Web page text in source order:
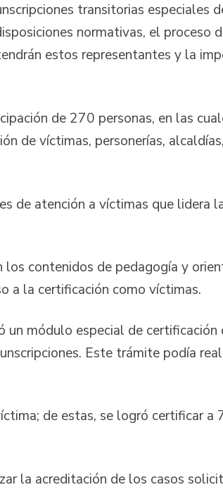
transitorias especiales
normativas, el proceso
estos representantes y la
de 270 personas, en las
de víctimas, personerías,
atención a víctimas que lidera
contenidos de pedagogía y
a la certificación como víctimas.
módulo especial de certificación
Este trámite podía
de estas, se logró certificar a
acreditación de los casos